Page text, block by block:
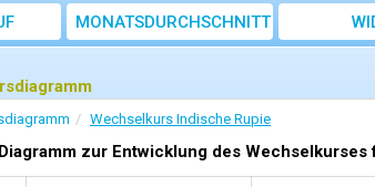
MONATSDURCHSCHNITT
Wechselkurs Indische Rupie
Diagramm zur Entwicklung des Wechselkurses